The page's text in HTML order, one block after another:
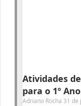
Atividades
para o 1º
Adriano Rocha 31 de